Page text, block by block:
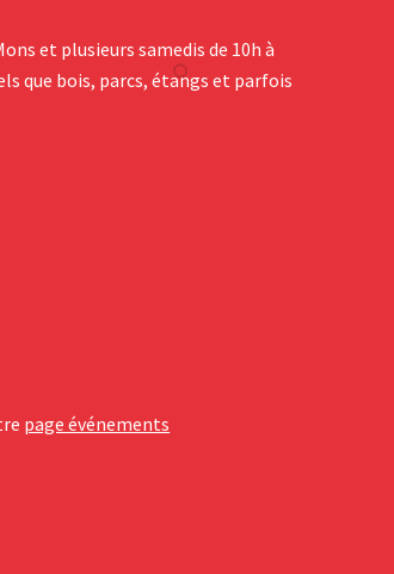
et plusieurs samedis de 10h à
que bois, parcs, étangs et parfois
page événements